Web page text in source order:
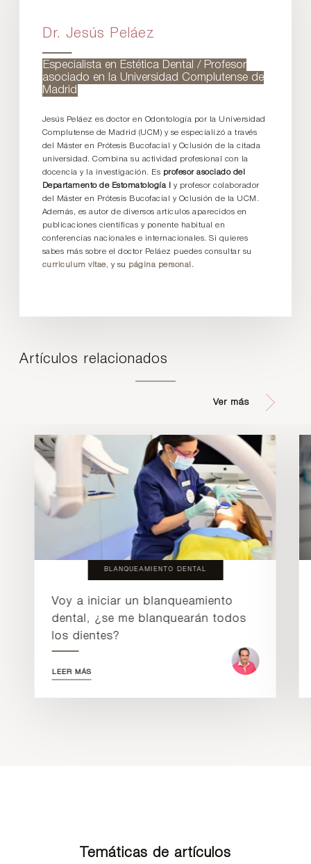
Dr. Jesús Peláez
Especialista en Estética Dental / Profesor
asociado en la Universidad Complutense de
Madrid
Jesús Peláez es doctor en Odontología por la Universidad
Complutense de Madrid (UCM) y se especializó a través
del Máster en Prótesis Bucofacial y Oclusión de la citada
universidad. Combina su actividad profesional con la
docencia y la investigación. Es profesor asociado del
Departamento de Estomatología I
y profesor colaborador
del Máster en Prótesis Bucofacial y Oclusión de la UCM.
Además, es autor de diversos artículos aparecidos en
publicaciones científicas y ponente habitual en
conferencias nacionales e internacionales. Si quieres
sabes más sobre el doctor Peláez puedes consultar su
curriculum vitae, y su página personal.
Artículos relacionados
Ver más
BLANQUEAMIENTO DENTAL
Voy a iniciar un blanqueamiento
dental, ¿se me blanquearán todos
los dientes?
LEER MÁS
Temáticas de artículos